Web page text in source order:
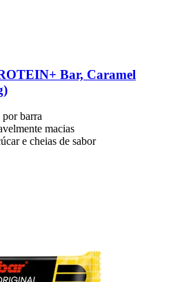
Bar, Caramel
por barra
macias
e cheias de sabor